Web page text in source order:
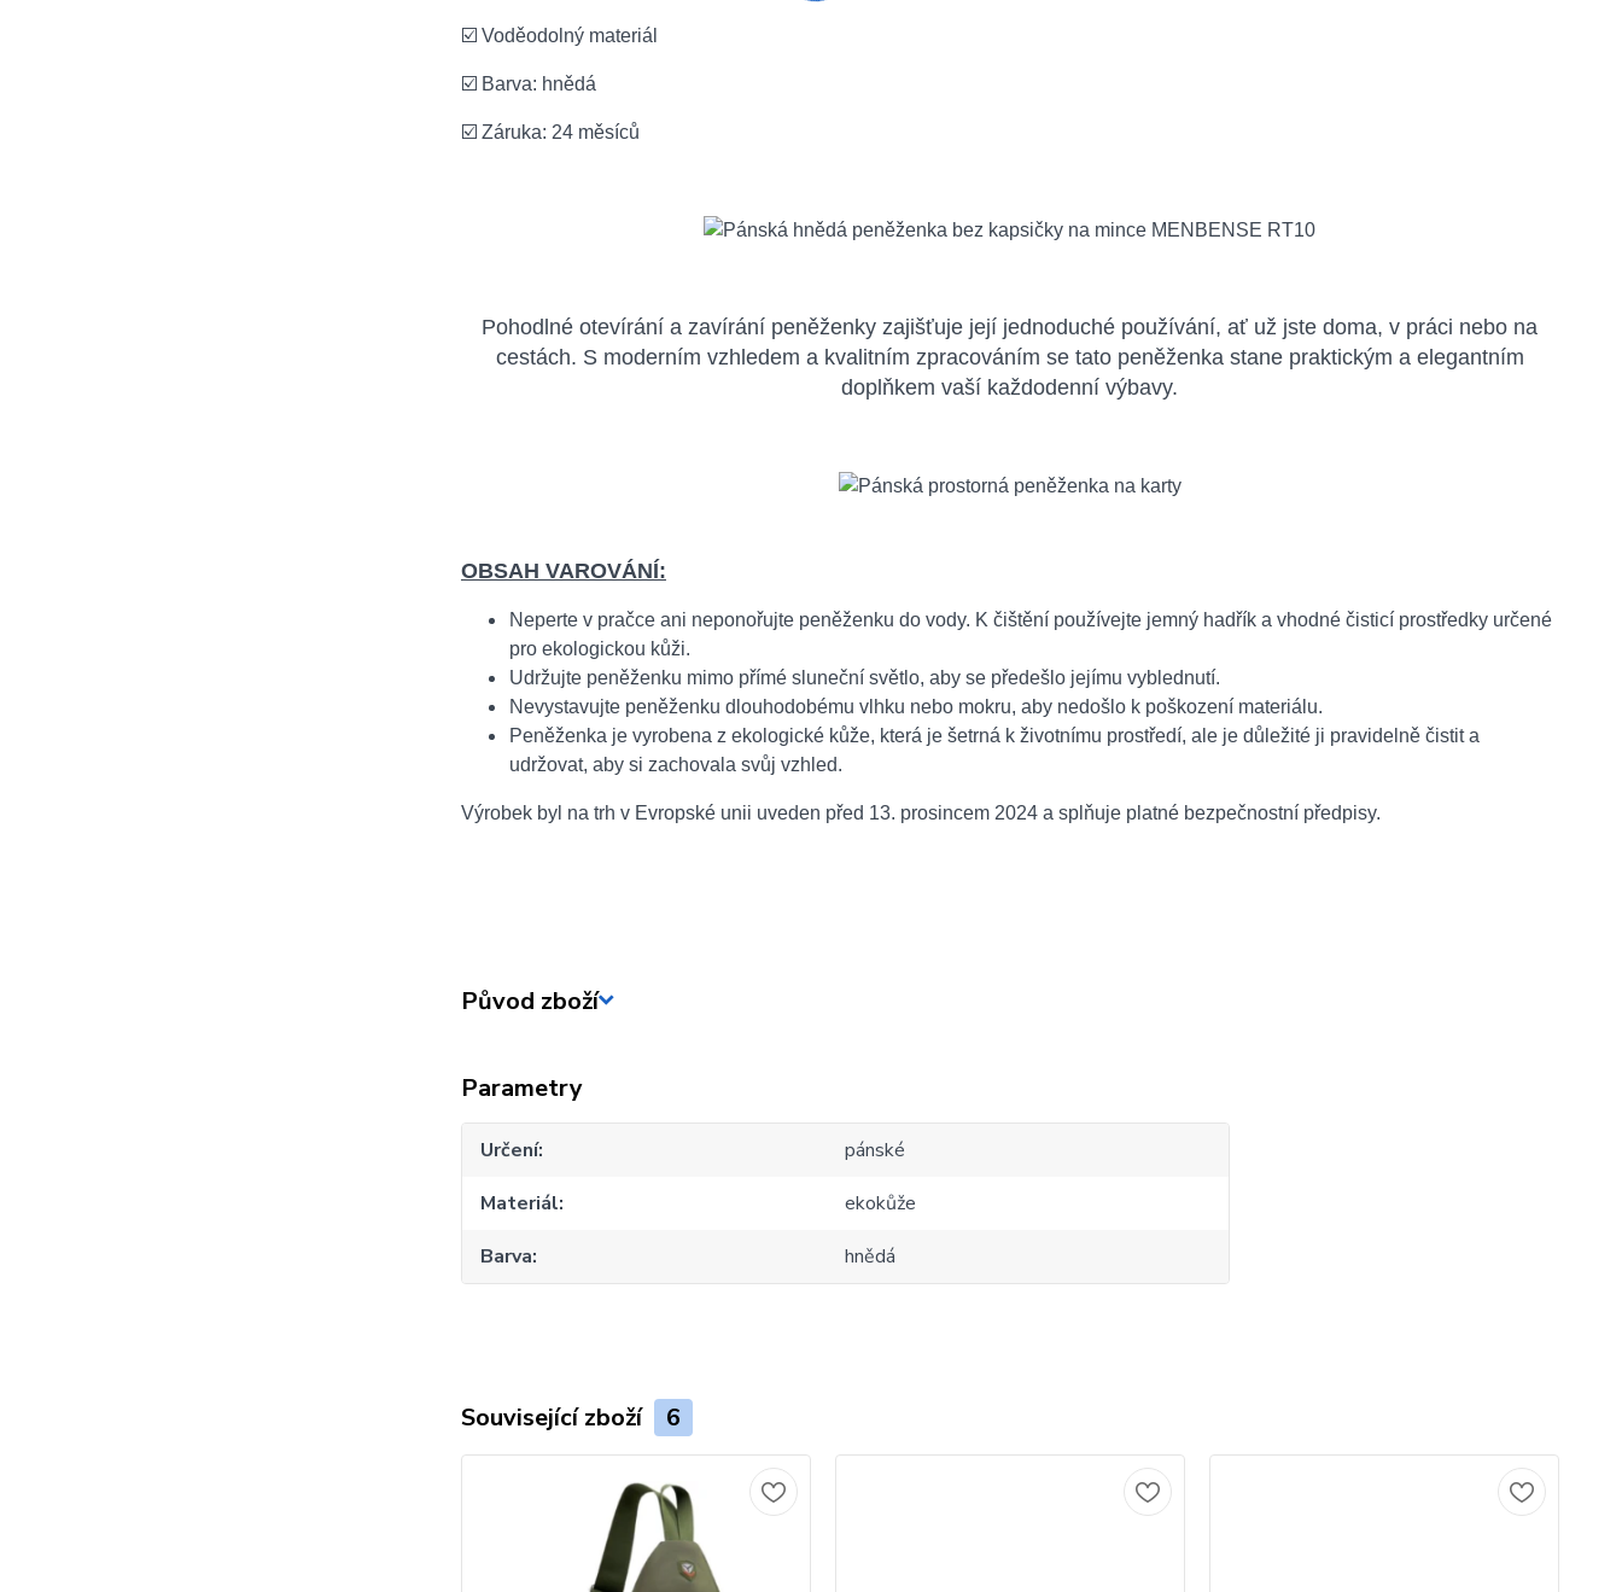
☑️ Voděodolný materiál
☑️ Barva: hnědá
☑️ Záruka: 24 měsíců
Pohodlné otevírání a zavírání peněženky zajišťuje její jednoduché používání, ať už jste doma, v práci nebo na
cestách. S moderním vzhledem a kvalitním zpracováním se tato peněženka stane praktickým a elegantním
doplňkem vaší každodenní výbavy.
OBSAH VAROVÁNÍ:
Neperte v pračce ani neponořujte peněženku do vody. K čištění používejte jemný hadřík a vhodné čisticí prostředky určené
pro ekologickou kůži.
Udržujte peněženku mimo přímé sluneční světlo, aby se předešlo jejímu vyblednutí.
Nevystavujte peněženku dlouhodobému vlhku nebo mokru, aby nedošlo k poškození materiálu.
Peněženka je vyrobena z ekologické kůže, která je šetrná k životnímu prostředí, ale je důležité ji pravidelně čistit a
udržovat, aby si zachovala svůj vzhled.
Výrobek byl na trh v Evropské unii uveden před 13. prosincem 2024 a splňuje platné bezpečnostní předpisy.
Původ zboží
Parametry
Určení
pánské
Materiál
ekokůže
Barva
hnědá
Související zboží 6